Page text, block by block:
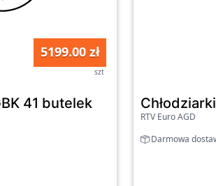
5199.00 zł
szt
41 butelek
RTV Euro AGD
Darmowa